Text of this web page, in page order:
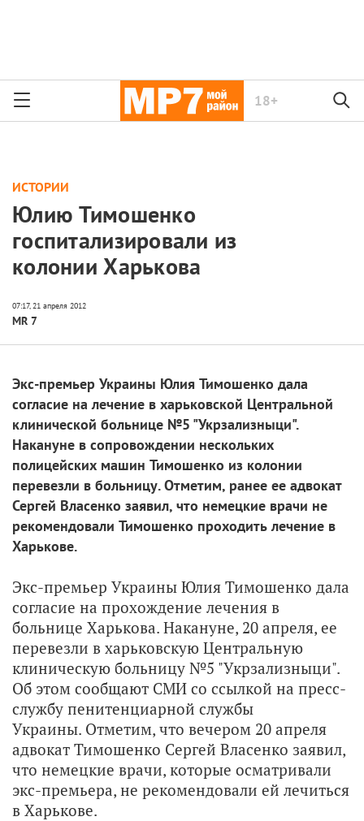
18+
ИСТОРИИ
Юлию Тимошенко
госпитализировали из
колонии Харькова
MR 7
Экс-премьер Украины Юлия Тимошенко дала
согласие на лечение в харьковской Центральной
клинической больнице №5 "Укрзализныци".
Накануне в сопровождении нескольких
полицейских машин Тимошенко из колонии
перевезли в больницу. Отметим, ранее ее адвокат
Сергей Власенко заявил, что немецкие врачи не
рекомендовали Тимошенко проходить лечение в
Харькове.
Экс-премьер Украины Юлия Тимошенко дала
согласие на прохождение лечения в
больнице Харькова. Накануне, 20 апреля, ее
перевезли в харьковскую Центральную
клиническую больницу №5 "Укрзализныци".
Об этом сообщают СМИ со ссылкой на пресс-
службу пенитенциарной службы
Украины. Отметим, что вечером 20 апреля
адвокат Тимошенко Сергей Власенко заявил,
что немецкие врачи, которые осматривали
экс-премьера, не рекомендовали ей лечиться
в Харькове.